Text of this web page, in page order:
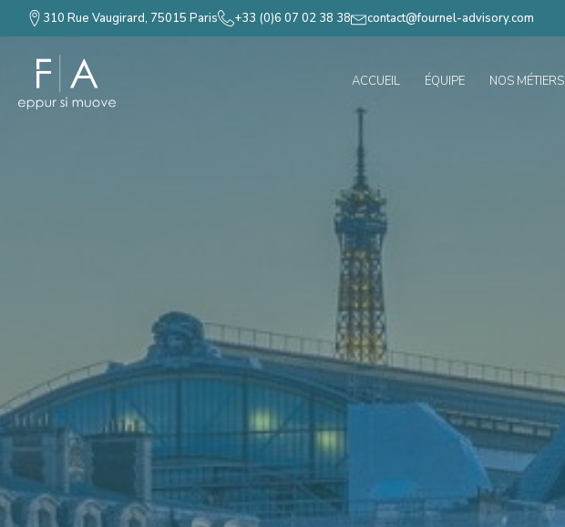
310 Rue Vaugirard, 75015 Paris +33 (0)6 07 02 38 38 contact@fournel-advisory.com
ACCUEIL ÉQUIPE NOS MÉTIERS